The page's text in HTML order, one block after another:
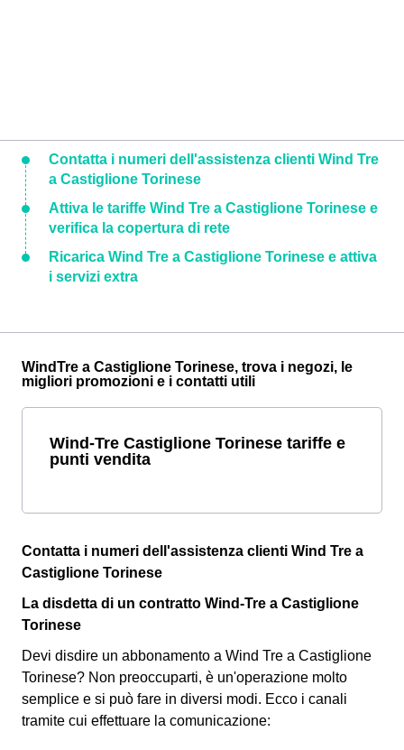
Contatta i numeri dell'assistenza clienti Wind Tre
a Castiglione Torinese
Attiva le tariffe Wind Tre a Castiglione Torinese e
verifica la copertura di rete
Ricarica Wind Tre a Castiglione Torinese e attiva
i servizi extra
WindTre a Castiglione Torinese, trova i negozi, le
migliori promozioni e i contatti utili
Wind-Tre Castiglione Torinese tariffe e
punti vendita
Contatta i numeri dell'assistenza clienti Wind Tre a
Castiglione Torinese
La disdetta di un contratto Wind-Tre a Castiglione
Torinese
Devi disdire un abbonamento a Wind Tre a Castiglione
Torinese? Non preoccuparti, è un'operazione molto
semplice e si può fare in diversi modi. Ecco i canali
tramite cui effettuare la comunicazione: